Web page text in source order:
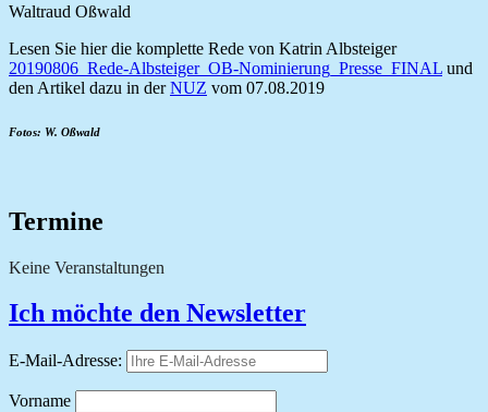
Waltraud Oßwald
Lesen Sie hier die komplette Rede von Katrin Albsteiger
20190806_Rede-Albsteiger_OB-Nominierung_Presse_FINAL und
den Artikel dazu in derNUZ vom 07.08.2019
Fotos: W. Oßwald
Termine
Keine Veranstaltungen
Ich möchte den Newsletter
E-Mail-Adresse:
Vorname